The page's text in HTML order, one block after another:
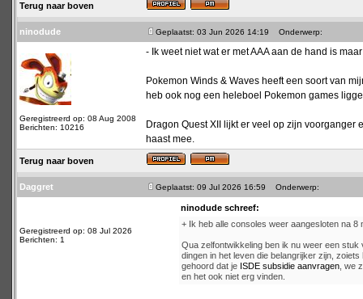
Terug naar boven
ninodude Geplaatst: 03 Jun 2026 14:19 Onderwerp:
Geregistreerd op: 08 Aug 2008
Berichten: 10216
- Ik weet niet wat er met AAA aan de hand is
Pokemon Winds & Waves heeft een soort van
heb ook nog een heleboel Pokemon games
Dragon Quest XII lijkt er veel op zijn
haast mee.
Terug naar boven
Daggret Geplaatst: 09 Jul 2026 16:59 Onderwerp:
Geregistreerd op: 08 Jul 2026
Berichten: 1
ninodude schreef:
+ Ik heb alle consoles weer aangesloten na 8
Qua zelfontwikkeling ben ik nu weer een
dingen in het leven die belangrijker zijn,
gehoord dat je ISDE subsidie aanvragen , we
en het ook niet erg vinden.